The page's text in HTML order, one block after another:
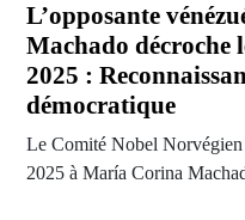
L’opposante
Machado décroche
2025 :
démocratique
Le Comité Nobel
2025 à María Corina